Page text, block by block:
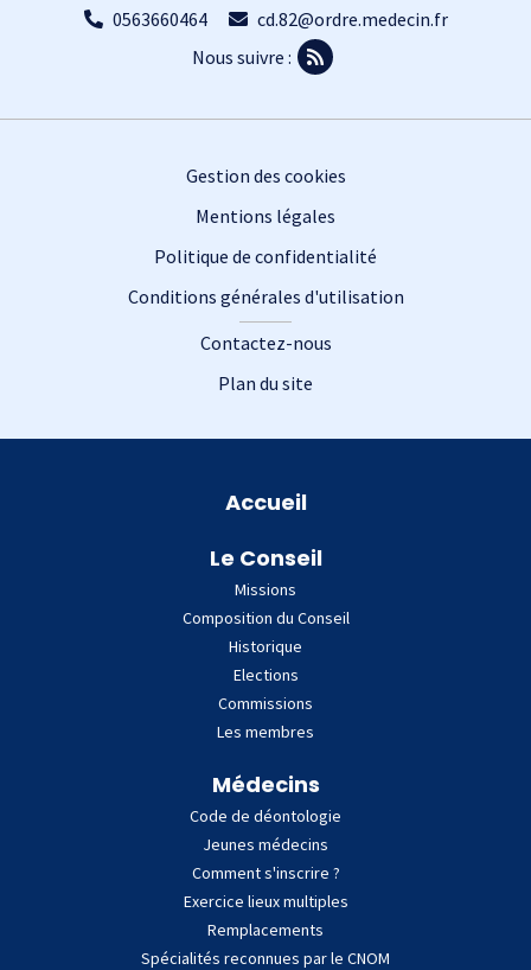
0563660464
cd.82@ordre.medecin.fr
Nous suivre :
Gestion des cookies
Mentions légales
Politique de confidentialité
Conditions générales d'utilisation
Contactez-nous
Plan du site
Accueil
Le Conseil
Missions
Composition du Conseil
Historique
Elections
Commissions
Les membres
Médecins
Code de déontologie
Jeunes médecins
Comment s'inscrire ?
Exercice lieux multiples
Remplacements
Spécialités reconnues par le CNOM